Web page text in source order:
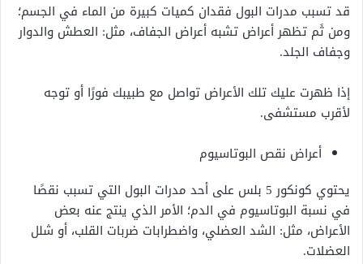
قد تسبب مدرات البول فقدان كميات كبيرة من الماء في الجسم؛
ومن ثَم تظهر أعراض تشبه أعراض الجفاف، مثل: العطش والدوار
وجفاف الجلد.
إذا ظهرت عليك تلك الأعراض تواصل مع طبيبك فورًا أو توجه
لأقرب مستشفى.
أعراض نقص البوتاسيوم
يحتوي كونكور 5 بلس على أحد مدرات البول التي تسبب نقصًا
في نسبة البوتاسيوم في الدم؛ الأمر الذي ينتج عنه بعض
الأعراض، مثل: الشد العضلي، واضطرابات ضربات القلب، أو شلل
العضلات.